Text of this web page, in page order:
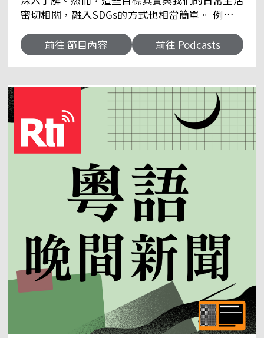
密切相關，融入SDGs的方式也相當簡單。 例如，
不吃了，造成了不必要的食物浪費。而減少浪費食
物、選擇當季當地的食材這些小改變，實際上就是
的訪談形式，分享他們生活中的實際經驗，讓聽眾
明白SDGs並非遙不可及的概念，而是可以在日常
生活中輕鬆實踐，甚至是更便利、更自在的生活。
同時希望啟發觀眾，讓更多人積極參與可持續發展
的行動，共同提升生活品質，增強社會責任感。 前
往＞＞
https://www.facebook.com/rti.cantonese/ 央
廣粵語粉絲團 聽友來函：kercy@rti.org.tw
前往 節目內容 前往 Podcasts